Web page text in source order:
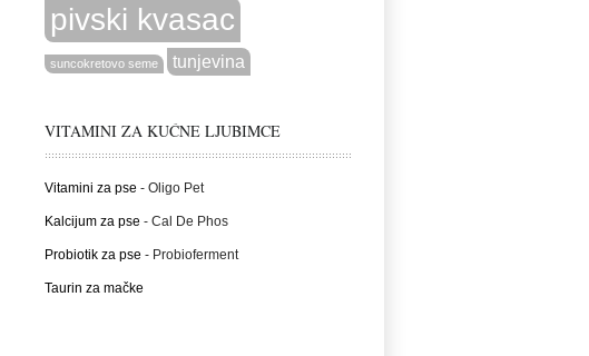
pivski kvasac
suncokretovo seme tunjevina
VITAMINI ZA KUĆNE LJUBIMCE
Vitamini za pse - Oligo Pet
Kalcijum za pse - Cal De Phos
Probiotik za pse - Probioferment
Taurin za mačke